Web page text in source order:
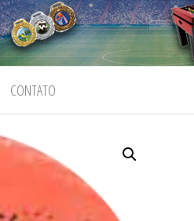
CONTATO